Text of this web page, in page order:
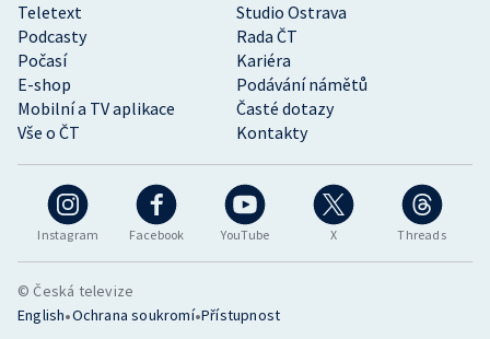
Instagram Facebook YouTube X Threads
Teletext
Studio Ostrava
Podcasty
Rada ČT
Počasí
Kariéra
E-shop
Podávání námětů
Mobilní a TV aplikace
Časté dotazy
Vše o ČT
Kontakty
© Česká televize
English•Ochrana soukromí•Přístupnost